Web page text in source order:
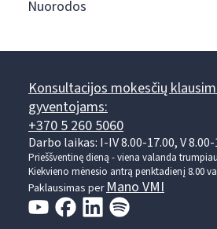
Nuorodos
Konsultacijos mokesčių
gyventojams:
+370 5 260 5060
Darbo laikas: I-IV 8.00-17.00, V 8.00-
Prieššventinę dieną - viena valanda
Kiekvieno mėnesio antrą penktadienį 8.00
Paklausimas per Mano VMI